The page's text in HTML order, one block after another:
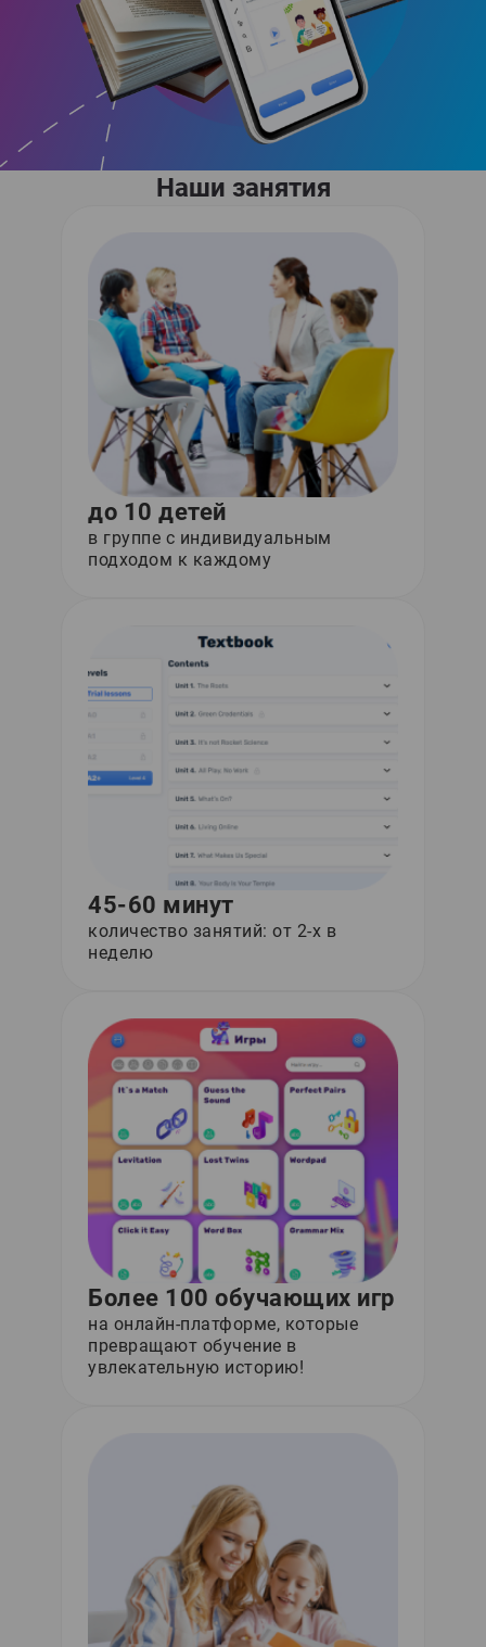
Наши занятия
до 10 детей
в группе с индивидуальным
подходом к каждому
45-60 минут
количество занятий: от 2-х в
неделю
Более 100 обучающих игр
на онлайн-платформе, которые
превращают обучение в
увлекательную историю!